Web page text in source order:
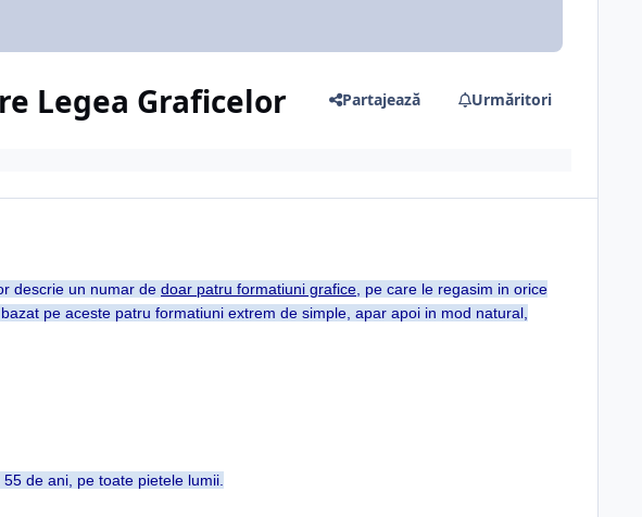
Legea Graficelor Partajează Urmăritori
descrie un numar de doar patru formatiuni grafice , pe care le regasim in orice
pe aceste patru formatiuni extrem de simple, apar apoi in mod natural,
de ani, pe toate pietele lumii.